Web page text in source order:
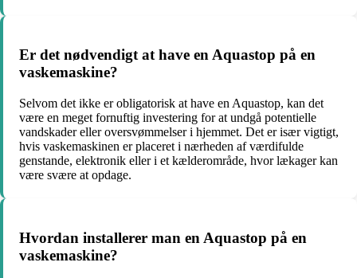
Er det nødvendigt at have en Aquastop på en
vaskemaskine?
Selvom det ikke er obligatorisk at have en Aquastop, kan det
være en meget fornuftig investering for at undgå potentielle
vandskader eller oversvømmelser i hjemmet. Det er især vigtigt,
hvis vaskemaskinen er placeret i nærheden af værdifulde
genstande, elektronik eller i et kælderområde, hvor lækager kan
være svære at opdage.
Hvordan installerer man en Aquastop på en
vaskemaskine?